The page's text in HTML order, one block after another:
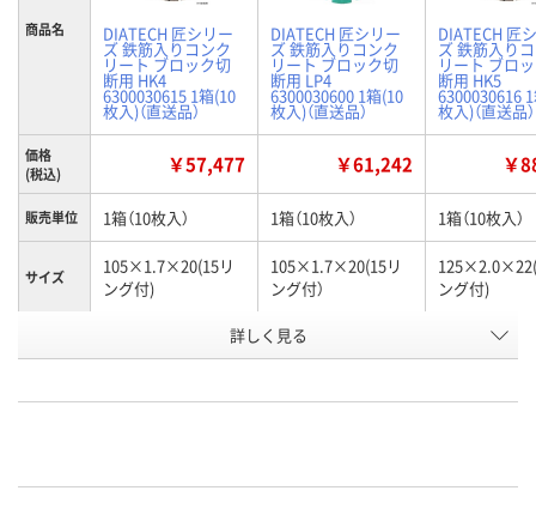
商品名 DIATECH 匠シリー
ズ 鉄筋入りコンク
リート ブロック切
断用 HK4
6300030615 1箱(10
枚入)（直送品）
DIATECH 匠シリー
ズ 鉄筋入りコンク
リート ブロック切
断用 LP4
6300030600 1箱(10
枚入)（直送品）
DIATECH 匠
ズ 鉄筋入り
リート ブロ
断用 HK5
6300030616
枚入)（直送品）
価格
(税込)
￥57,477 ￥61,242 ￥
販売単位 1箱（10枚入） 1箱（10枚入） 1箱（10枚入）
サイズ
105×1.7×20(15リ
ング付)
105×1.7×20(15リ
ング付）
ング付)
LP4
号
お届け日 8月27日（木）まで 8月27日（木）まで 8月27日（木）
詳しく見る